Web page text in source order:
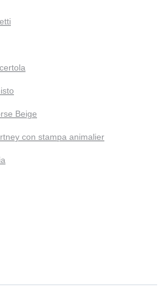
Beige
con stampa animalier